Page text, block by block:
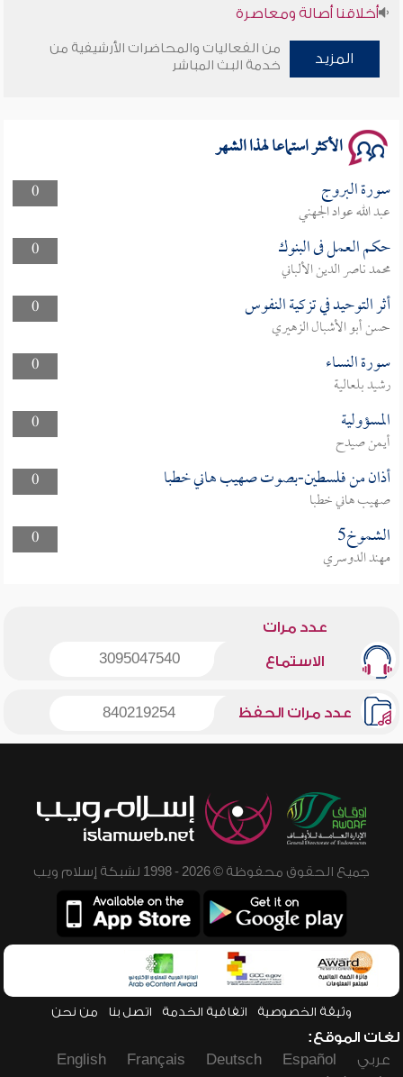
أخلاقنا أصالة ومعاصرة
وأمنهم من خوف 9
المزيد
من الفعاليات والمحاضرات الأرشيفية من
خدمة البث المباشر
الأكثر استماعا لهذا الشهر
0 سورة البروج
عبد الله عواد الجهني
0
حكم العمل فى البنوك
محمد ناصر الدين الألباني
0
أثر التوحيد في تزكية النفوس
حسن أبو الأشبال الزهيري
0
سورة النساء
رشيد بلعالية
0
المسؤولية
أيمن صيدح
0
أذان من فلسطين-بصوت صهيب هاني خطبا
صهيب هاني خطبا
0
الشموخ5
مهند الدوسري
عدد مرات
الاستماع 3095047540
عدد مرات الحفظ 840219254
جميع الحقوق محفوظة © 2026 - 1998 لشبكة إسلام ويب
وثيقة الخصوصية اتفاقية الخدمة اتصل بنا من نحن
لغات الموقع:
عربي
Español
Deutsch
Français
English